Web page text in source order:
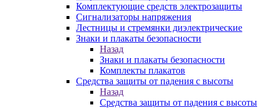
Комплектующие средств электрозащиты
Сигнализаторы напряжения
Лестницы и стремянки диэлектрические
Знаки и плакаты безопасности
Назад
Знаки и плакаты безопасности
Комплекты плакатов
Средства защиты от падения с высоты
Назад
Средства защиты от падения с высоты